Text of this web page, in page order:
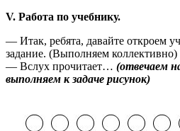
V. Работа по учебнику.
— Итак, ребята, давайте откроем
задание. (Выполняем коллективно)
— Вслух прочитает… (отвечаем
выполняем к задаче рисунок)